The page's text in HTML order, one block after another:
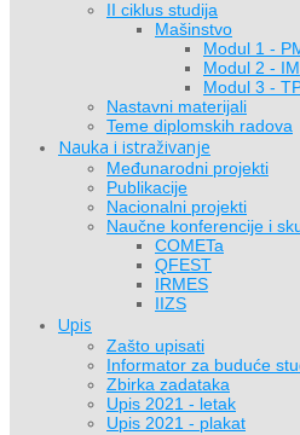
II ciklus studija
Mašinstvo
Modul 1 -
Modul 2 - IM
Modul 3 -
Nastavni materijali
Teme diplomskih radova
Nauka i istraživanje
Međunarodni projekti
Publikacije
Nacionalni projekti
Naučne konferencije i
COMETa
QFEST
IRMES
IIZS
Upis
Zašto upisati
Informator za buduće
Zbirka zadataka
Upis 2021 - letak
Upis 2021 - plakat